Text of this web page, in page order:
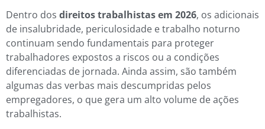
Dentro dos direitos trabalhistas em 2026, os adicionais
de insalubridade, periculosidade e trabalho noturno
continuam sendo fundamentais para proteger
trabalhadores expostos a riscos ou a condições
diferenciadas de jornada. Ainda assim, são também
algumas das verbas mais descumpridas pelos
empregadores, o que gera um alto volume de ações
trabalhistas.